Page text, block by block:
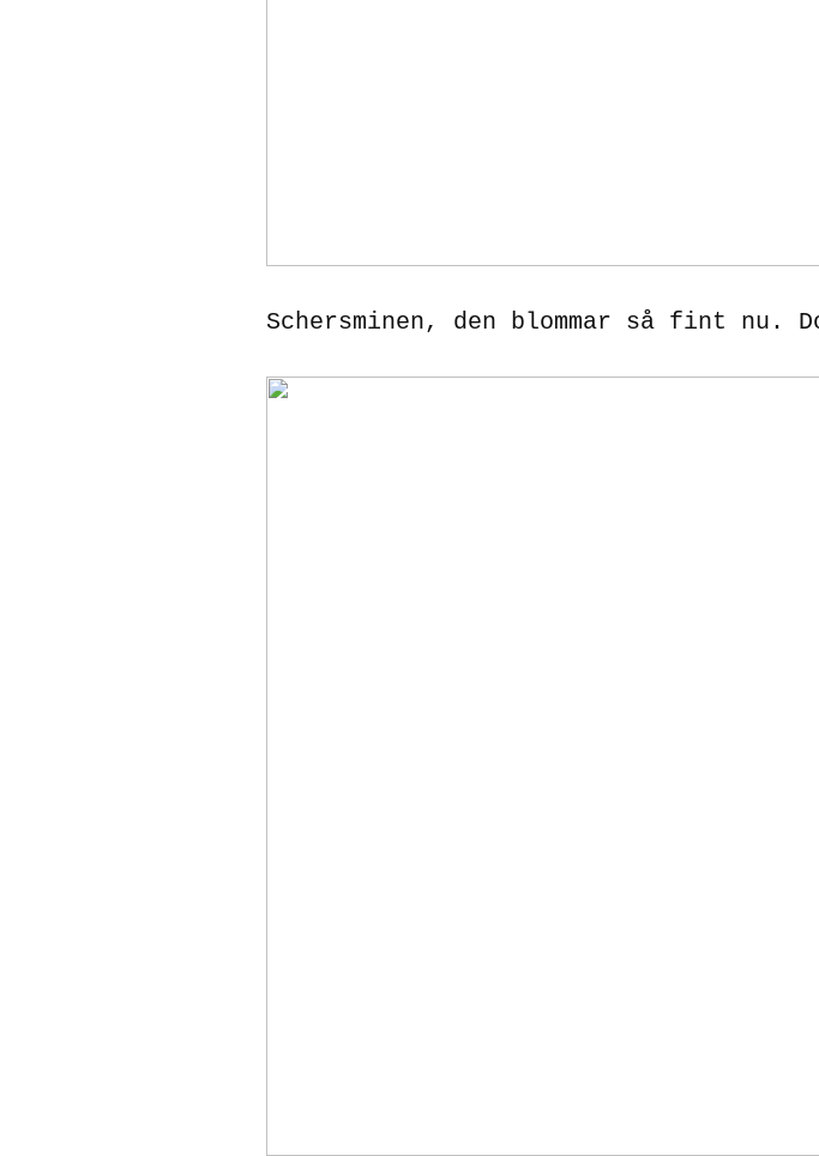
Schersminen, den blommar så fint nu.